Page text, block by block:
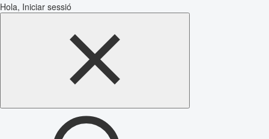
Hola, Iniciar sessió